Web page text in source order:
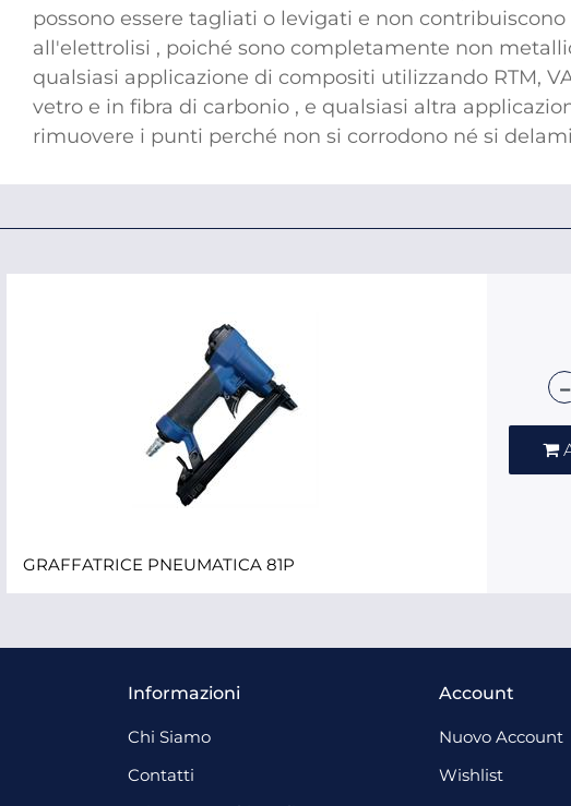
possono essere tagliati o levigati e non
all'elettrolisi , poiché sono completamente non
qualsiasi applicazione di compositi utilizzando RTM,
vetro e in fibra di carbonio , e qualsiasi altra
rimuovere i punti perché non si corrodono né si
GRAFFATRICE PNEUMATICA 81P
Informazioni
Chi Siamo
Contatti
Account
Nuovo Account
Wishlist